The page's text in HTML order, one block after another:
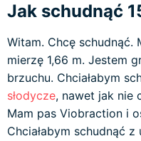
Jak schudnąć
Witam. Chcę schudnąć.
mierzę 1,66 m. Jestem
brzuchu. Chciałabym
słodycze, nawet jak nie
Mam pas Viobraction i
Chciałabym schudnąć z